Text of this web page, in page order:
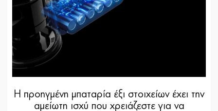
Η προηγμένη μπαταρία έξι στοιχείων έχει την
αμείωτη ισχύ που χρειάζεστε για να